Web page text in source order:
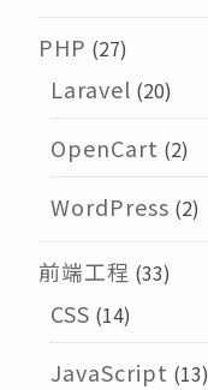
PHP (27)
Laravel (20)
OpenCart (2)
WordPress (2)
前端工程 (33)
CSS (14)
JavaScript (13)